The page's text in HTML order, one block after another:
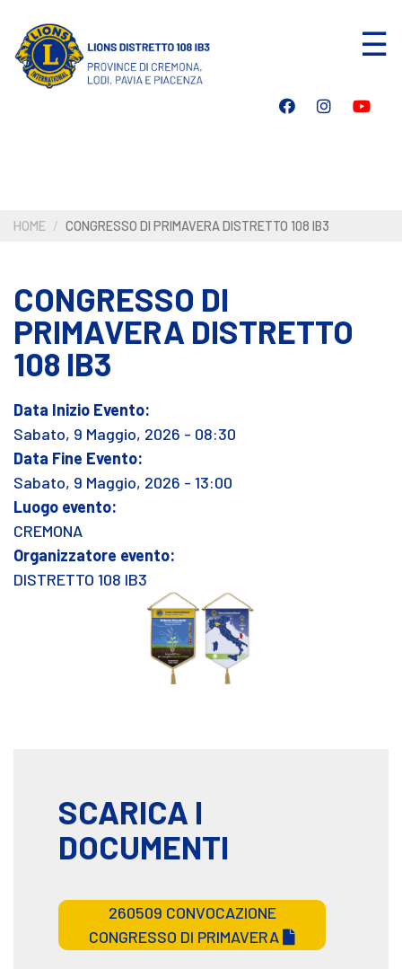
contenuto
principale
☰
HOME CONGRESSO DI PRIMAVERA DISTRETTO 108 IB3
CONGRESSO DI
PRIMAVERA DISTRETTO
108 IB3
Data Inizio Evento:
Sabato, 9 Maggio, 2026 - 08:30
Data Fine Evento:
Sabato, 9 Maggio, 2026 - 13:00
Luogo evento:
CREMONA
Organizzatore evento:
DISTRETTO 108 IB3
SCARICA I
DOCUMENTI
260509 CONVOCAZIONE
CONGRESSO DI PRIMAVERA